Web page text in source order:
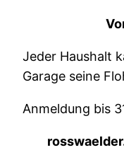
Jeder Haushalt
Garage seine
Anmeldung bis